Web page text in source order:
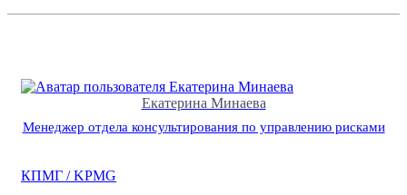
Екатерина Минаева
Менеджер отдела консультирования по управлению рисками
КПМГ / KPMG